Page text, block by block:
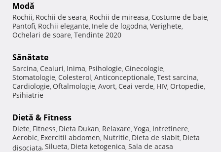
Modă
Rochii, Rochii de seara, Rochii de mireasa, Costume de baie,
Pantofi, Rochii elegante, Inele de logodna, Verighete,
Ochelari de soare, Tendinte 2020
Sănătate
Sarcina, Ceaiuri, Inima, Psihologie, Ginecologie,
Stomatologie, Colesterol, Anticonceptionale, Test sarcina,
Cardiologie, Oftalmologie, Avort, Ceai verde, HIV, Ortopedie,
Psihiatrie
Dietă & Fitness
Diete, Fitness, Dieta Dukan, Relaxare, Yoga, Intretinere,
Aerobic, Exercitii abdomen, Nutritie, Dieta de slabit, Dieta
disociata, Silueta, Dieta ketogenica, Sala de acasa